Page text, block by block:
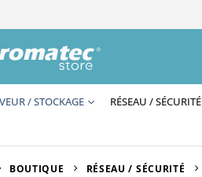
/ STOCKAGE RÉSEAU / SÉCURITÉ
BOUTIQUE RÉSEAU / SÉCURITÉ